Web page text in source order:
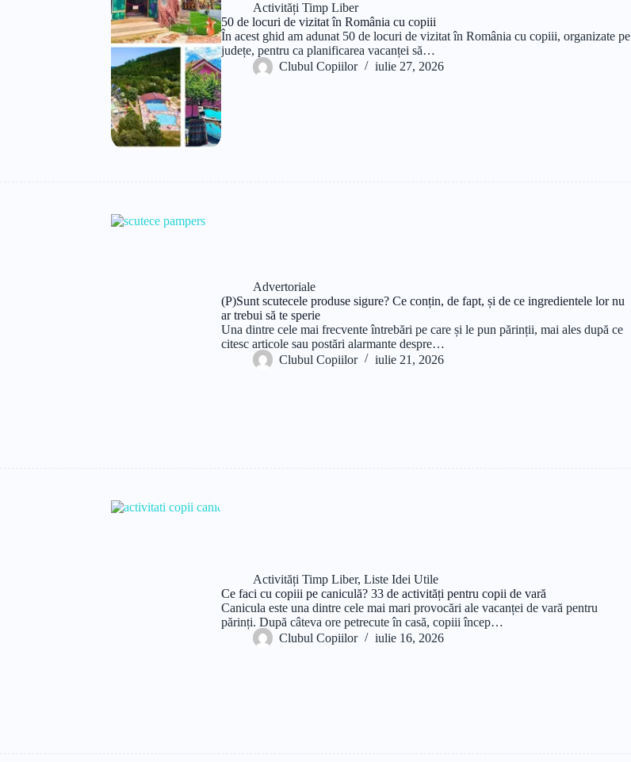
Activități Timp Liber
50 de locuri de vizitat în România cu copiii
În acest ghid am adunat 50 de locuri de vizitat în România cu copiii, organizate pe
județe, pentru ca planificarea vacanței să…
Clubul Copiilor
iulie 27, 2026
Advertoriale
(P)Sunt scutecele produse sigure? Ce conțin, de fapt, și de ce ingredientele lor nu
ar trebui să te sperie
Una dintre cele mai frecvente întrebări pe care și le pun părinții, mai ales după ce
citesc articole sau postări alarmante despre…
Clubul Copiilor
iulie 21, 2026
Activități Timp Liber,Liste Idei Utile
Ce faci cu copiii pe caniculă? 33 de activități pentru copii de vară
Canicula este una dintre cele mai mari provocări ale vacanței de vară pentru
părinți. După câteva ore petrecute în casă, copiii încep…
Clubul Copiilor
iulie 16, 2026